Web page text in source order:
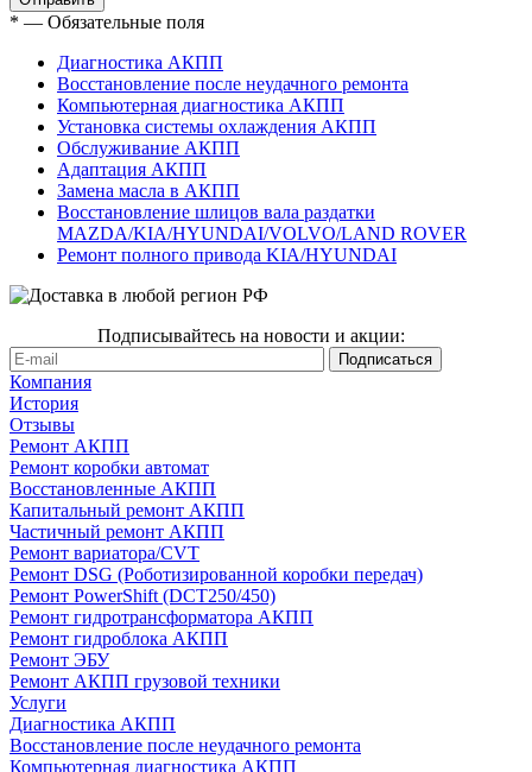
* — Обязательные поля
Диагностика АКПП
Восстановление после неудачного ремонта
Компьютерная диагностика АКПП
Установка системы охлаждения АКПП
Обслуживание АКПП
Адаптация АКПП
Замена масла в АКПП
Восстановление шлицов вала раздатки
MAZDA/KIA/HYUNDAI/VOLVO/LAND ROVER
Ремонт полного привода KIA/HYUNDAI
Подписывайтесь на новости и акции:
Компания
История
Отзывы
Ремонт АКПП
Ремонт коробки автомат
Восстановленные АКПП
Капитальный ремонт АКПП
Частичный ремонт АКПП
Ремонт вариатора/CVT
Ремонт DSG (Роботизированной коробки передач)
Ремонт PowerShift (DCT250/450)
Ремонт гидротрансформатора АКПП
Ремонт гидроблока АКПП
Ремонт ЭБУ
Ремонт АКПП грузовой техники
Услуги
Диагностика АКПП
Восстановление после неудачного ремонта
Компьютерная диагностика АКПП